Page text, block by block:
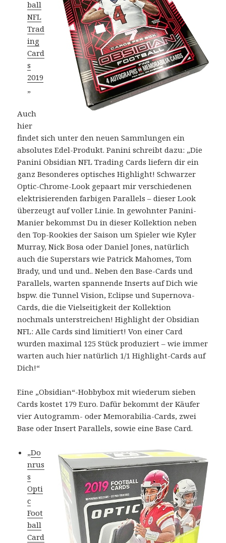
ball
NFL
Trad
ing
Card
s
2019
„
Auch
hier
findet sich unter den neuen Sammlungen ein
absolutes Edel-Produkt. Panini schreibt dazu: „Die
Panini Obsidian NFL Trading Cards liefern dir ein
ganz Besonderes optisches Highlight! Schwarzer
Optic-Chrome-Look gepaart mir verschiedenen
elektrisierenden farbigen Parallels – dieser Look
überzeugt auf voller Linie. In gewohnter Panini-
Manier bekommst Du in dieser Kollektion neben
den Top-Rookies der Saison um Spieler wie Kyler
Murray, Nick Bosa oder Daniel Jones, natürlich
auch die Superstars wie Patrick Mahomes, Tom
Brady, und und und.. Neben den Base-Cards und
Parallels, warten spannende Inserts auf Dich wie
bspw. die Tunnel Vision, Eclipse und Supernova-
Cards, die die Vielseitigkeit der Kollektion
nochmals unterstreichen! Highlight der Obsidian
NFL: Alle Cards sind limitiert! Von einer Card
wurden maximal 125 Stück produziert – wie immer
warten auch hier natürlich 1/1 Highlight-Cards auf
Dich!“
Eine „Obsidian“-Hobbybox mit wiederum sieben
Cards kostet 179 Euro. Dafür bekommt der Käufer
vier Autogramm- oder Memorabilia-Cards, zwei
Base oder Insert Parallels, sowie eine Base Card.
„Do
nrus
s
Opti
c
Foot
ball
Card